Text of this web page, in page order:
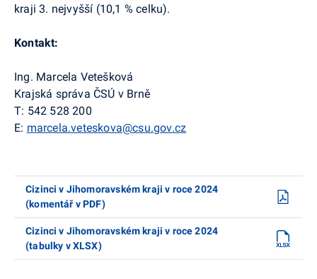
kraji 3. nejvyšší (10,1 % celku).
Kontakt:
Ing. Marcela Vetešková
Krajská správa ČSÚ v Brně
T: 542 528 200
E: marcela.veteskova@csu.gov.cz
Cizinci v Jihomoravském kraji v roce 2024
(komentář v PDF)
Cizinci v Jihomoravském kraji v roce 2024
(tabulky v XLSX)